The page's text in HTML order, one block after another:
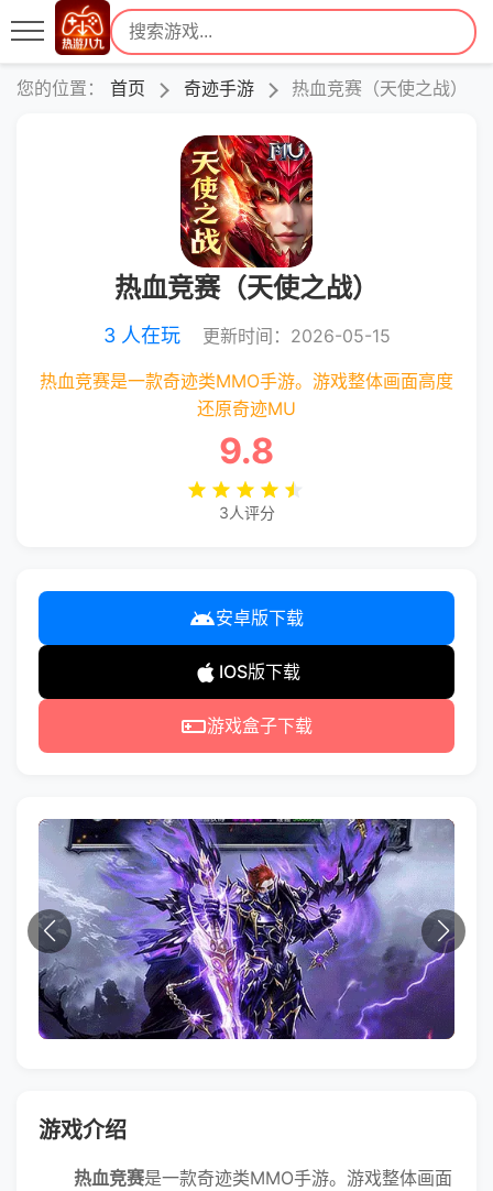
您的位置： 首页 奇迹手游 热血竞赛（天使之战）
热血竞赛（天使之战）
3 人在玩 更新时间：2026-05-15
热血竞赛是一款奇迹类MMO手游。游戏整体画面高度
还原奇迹MU
9.8
3人评分
安卓版下载
IOS版下载
游戏盒子下载
游戏介绍
热血竞赛是一款奇迹类MMO手游。游戏整体画面